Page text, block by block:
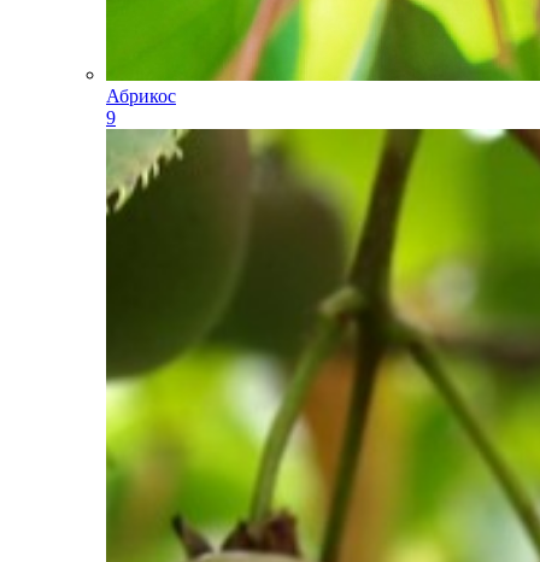
Абрикос
9